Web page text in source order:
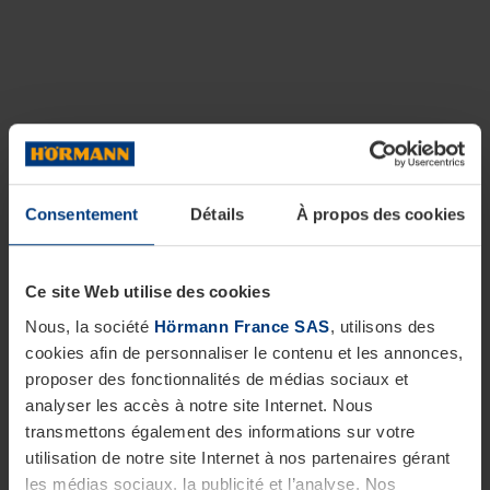
Consentement Détails À propos des cookies
Ce site Web utilise des cookies
Nous, la société Hörmann France SAS, utilisons des
cookies afin de personnaliser le contenu et les annonces,
proposer des fonctionnalités de médias sociaux et
analyser les accès à notre site Internet. Nous
transmettons également des informations sur votre
utilisation de notre site Internet à nos partenaires gérant
les médias sociaux, la publicité et l’analyse. Nos